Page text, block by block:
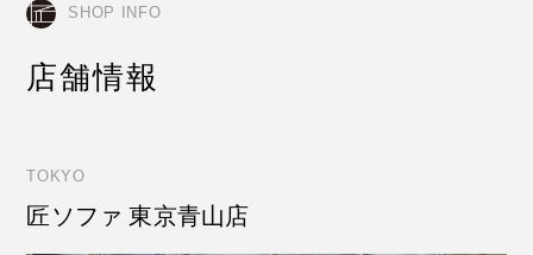
SHOP INFO
店舗情報
TOKYO
匠ソファ 東京青山店